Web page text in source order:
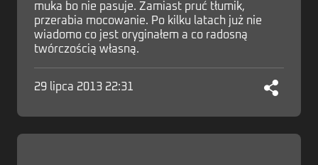
muka bo nie pasuje. Zamiast pruć tłumik,
przerabia mocowanie. Po kilku latach już nie
wiadomo co jest oryginałem a co radosną
twórczością własną.
29 lipca 2013 22:31